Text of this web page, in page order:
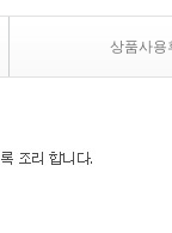
상품사용